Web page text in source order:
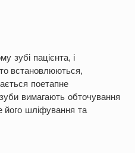
зубі пацієнта, і
встановлюються,
поетапне
вимагають обточування
його шліфування та